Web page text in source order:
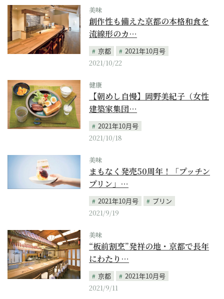
美味
創作性も備えた京都の本格和食を
流線形のカ…
京都
2021年10月号
2021/10/22
健康
【朝めし自慢】岡野美紀子（女性
建築家集団…
2021年10月号
2021/10/18
美味
まもなく発売50周年！「プッチン
プリン」…
2021年10月号
プリン
2021/9/19
美味
“板前割烹”発祥の地・京都で長年
にわたり…
京都
2021年10月号
2021/9/11